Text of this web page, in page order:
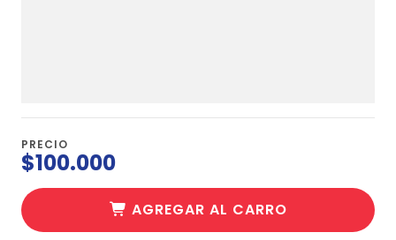
PRECIO
$100.000
AGREGAR AL CARRO